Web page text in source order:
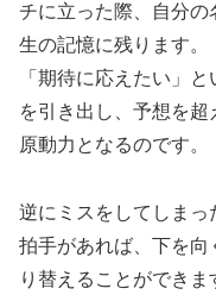
チに立った際、自分
生の記憶に残ります。
「期待に応えたい」
を引き出し、予想を
原動力となるのです。
逆にミスをしてしま
拍手があれば、下を向
り替えることができま